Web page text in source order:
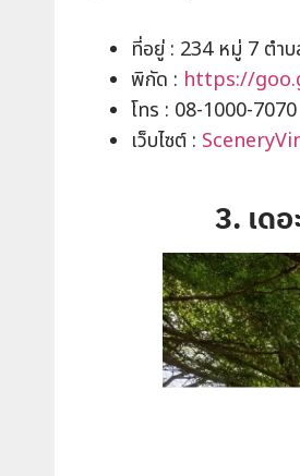
ที่อยู่ : 234 หมู่ 7 ตำ
พิกัด : https://
โทร : 08-1000-7070
เว็บไซต์ :
3. เด